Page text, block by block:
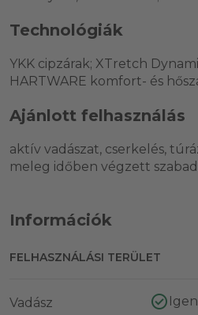
Technológiák
YKK cipzárak; XTretch
HARTWARE komfort- és
Ajánlott felhasználás
aktív vadászat, cserkelés,
meleg időben végzett
Információk
FELHASZNÁLÁSI TERÜLET
Vadász Igen